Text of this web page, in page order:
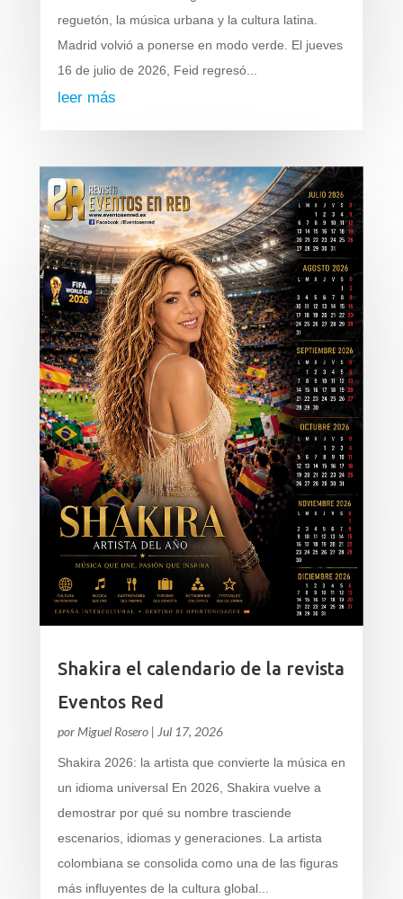
reguetón, la música urbana y la cultura latina.
Madrid volvió a ponerse en modo verde. El jueves
16 de julio de 2026, Feid regresó...
leer más
Shakira el calendario de la revista
Eventos Red
por Miguel Rosero| Jul 17, 2026
Shakira 2026: la artista que convierte la música en
un idioma universal En 2026, Shakira vuelve a
demostrar por qué su nombre trasciende
escenarios, idiomas y generaciones. La artista
colombiana se consolida como una de las figuras
más influyentes de la cultura global...